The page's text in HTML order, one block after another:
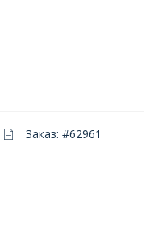
Заказ: #62961